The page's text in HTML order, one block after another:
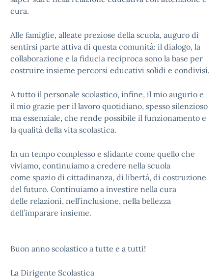
cura.
Alle famiglie, alleate preziose della scuola, auguro di
sentirsi parte attiva di questa comunità: il dialogo, la
collaborazione e la fiducia reciproca sono la base per
costruire insieme percorsi educativi solidi e condivisi.
A tutto il personale scolastico, infine, il mio augurio e
il mio grazie per il lavoro quotidiano, spesso silenzioso
ma essenziale, che rende possibile il funzionamento e
la qualità della vita scolastica.
In un tempo complesso e sfidante come quello che
viviamo, continuiamo a credere nella scuola
come spazio di cittadinanza, di libertà, di costruzione
del futuro. Continuiamo a investire nella cura
delle relazioni, nell’inclusione, nella bellezza
dell’imparare insieme.
Buon anno scolastico a tutte e a tutti!
La Dirigente Scolastica